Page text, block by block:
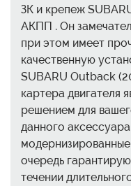
ЗК и крепеж
АКПП . Он
при этом имеет
качественную
SUBARU Outback
картера двигателя
решением для
данного
очередь
течении